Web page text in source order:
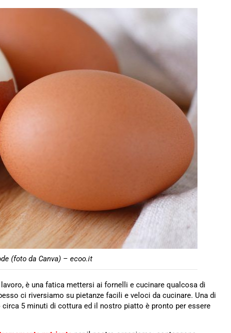
(foto da Canva) – ecoo.it
è una fatica mettersi ai fornelli e cucinare qualcosa di
ci riversiamo su pietanze facili e veloci da cucinare. Una di
circa 5 minuti di cottura ed il nostro piatto è pronto per essere